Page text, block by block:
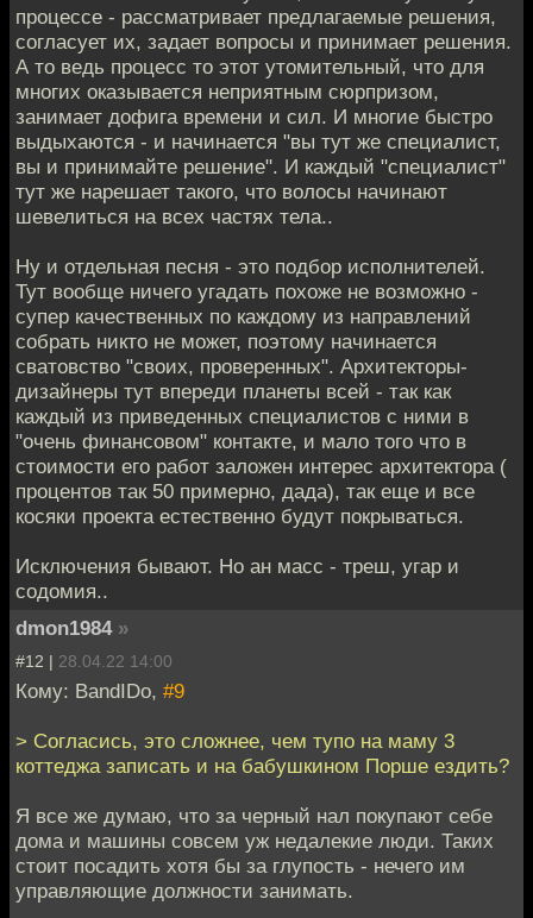
процессе - рассматривает предлагаемые решения,
согласует их, задает вопросы и принимает решения.
А то ведь процесс то этот утомительный, что для
многих оказывается неприятным сюрпризом,
занимает дофига времени и сил. И многие быстро
выдыхаются - и начинается "вы тут же специалист,
вы и принимайте решение". И каждый "специалист"
тут же нарешает такого, что волосы начинают
шевелиться на всех частях тела..
Ну и отдельная песня - это подбор исполнителей.
Тут вообще ничего угадать похоже не возможно -
супер качественных по каждому из направлений
собрать никто не может, поэтому начинается
сватовство "своих, проверенных". Архитекторы-
дизайнеры тут впереди планеты всей - так как
каждый из приведенных специалистов с ними в
"очень финансовом" контакте, и мало того что в
стоимости его работ заложен интерес архитектора (
процентов так 50 примерно, дада), так еще и все
косяки проекта естественно будут покрываться.
Исключения бывают. Но ан масс - треш, угар и
содомия..
dmon1984 »
#12 | 28.04.22 14:00
Кому: BandIDo, #9
> Согласись, это сложнее, чем тупо на маму 3
коттеджа записать и на бабушкином Порше ездить?
Я все же думаю, что за черный нал покупают себе
дома и машины совсем уж недалекие люди. Таких
стоит посадить хотя бы за глупость - нечего им
управляющие должности занимать.